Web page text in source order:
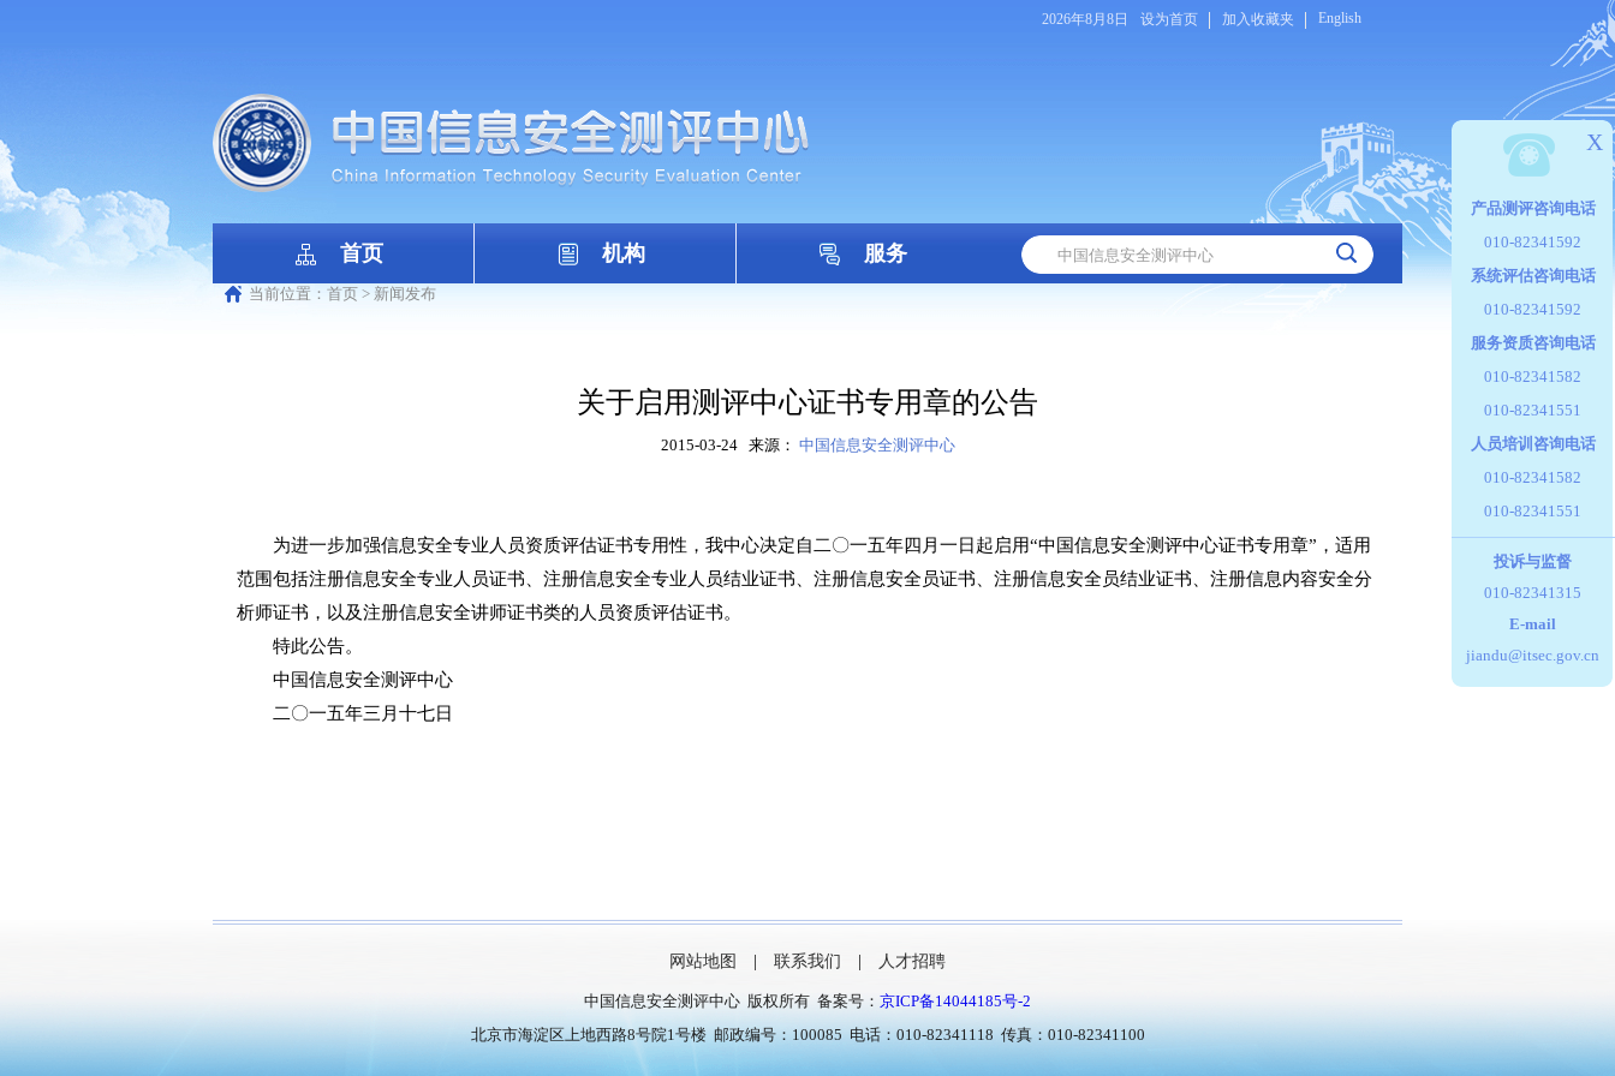
2026年8月8日 设为首页 加入收藏夹 English
首页 机构 服务
当前位置： 首页 > 新闻发布
关于启用测评中心证书专用章的公告
2015-03-24来源： 中国信息安全测评中心
为进一步加强信息安全专业人员资质评估证书专用性，我中心决定自二〇一五年四月一日起启用“中国信息安全测评中心证书专用章”，适用
范围包括注册信息安全专业人员证书、注册信息安全专业人员结业证书、注册信息安全员证书、注册信息安全员结业证书、注册信息内容安全分
析师证书，以及注册信息安全讲师证书类的人员资质评估证书。
特此公告。
中国信息安全测评中心
二〇一五年三月十七日
网站地图 联系我们 人才招聘
中国信息安全测评中心 版权所有 备案号： 京ICP备14044185号-2
北京市海淀区上地西路8号院1号楼 邮政编号：100085 电话：010-82341118 传真：010-82341100
X
产品测评咨询电话
010-82341592
系统评估咨询电话
010-82341592
服务资质咨询电话
010-82341582
010-82341551
人员培训咨询电话
010-82341582
010-82341551
投诉与监督
010-82341315
E-mail
jiandu@itsec.gov.cn